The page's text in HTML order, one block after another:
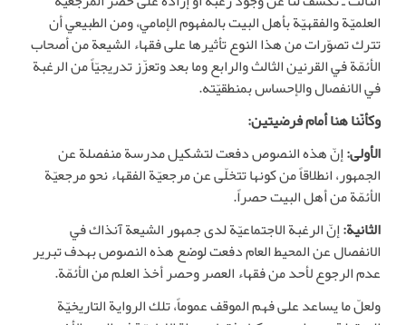
العلميّة والفقهيّة بأهل البيت بالمفهوم الإمامي، ومن الطبيعي أن
تترك تصوّرات من هذا النوع تأثيرها على فقهاء الشيعة من أصحاب
الأئمّة في القرنين الثالث والرابع وما بعد وتعزّز تدريجيّاً من الرغبة
في الانفصال والإحساس بمنطقيّته.
وكأنّنا هنا أمام فرضيتين:
الأولى:إنّ هذه النصوص دفعت لتشكيل مدرسة منفصلة عن
الجمهور، انطلاقاً من كونها تتخلّى عن مرجعيّة الفقهاء نحو مرجعيّة
الأئمّة من أهل البيت حصراً.
الثانية:إنّ الرغبة الاجتماعيّة لدى جمهور الشيعة آنذاك في
الانفصال عن المحيط العام دفعت لوضع هذه النصوص بهدف تبرير
عدم الرجوع لأحد من فقهاء العصر وحصر أخذ العلم من الأئمّة.
ولعلّ ما يساعد على فهم الموقف عموماً، تلك الرواية التاريخيّة